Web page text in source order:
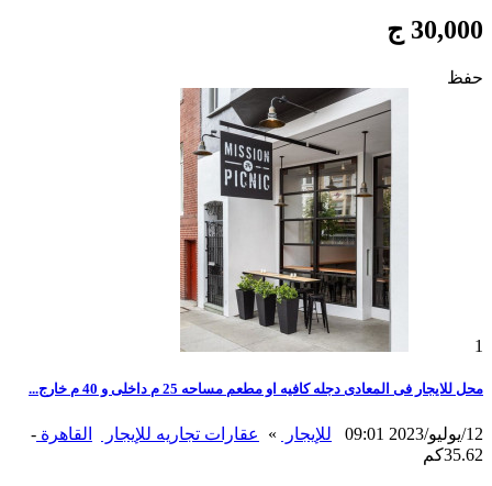
30,000 ج
حفظ
1
محل للايجار فى المعادى دجله كافيه او مطعم مساحه 25 م داخلى و 40 م خارج...
12/يوليو/2023 09:01 للإيجار » عقارات تجاريه للإيجار القاهرة -
35.62كم